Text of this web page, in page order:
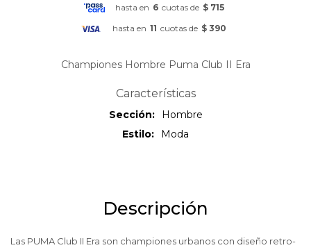
hasta en 6 cuotas de $ 715
hasta en 11 cuotas de $ 390
Championes Hombre Puma Club II Era
Características
Sección
Hombre
Estilo
Moda
Descripción
Las PUMA Club II Era son championes urbanos con diseño retro-